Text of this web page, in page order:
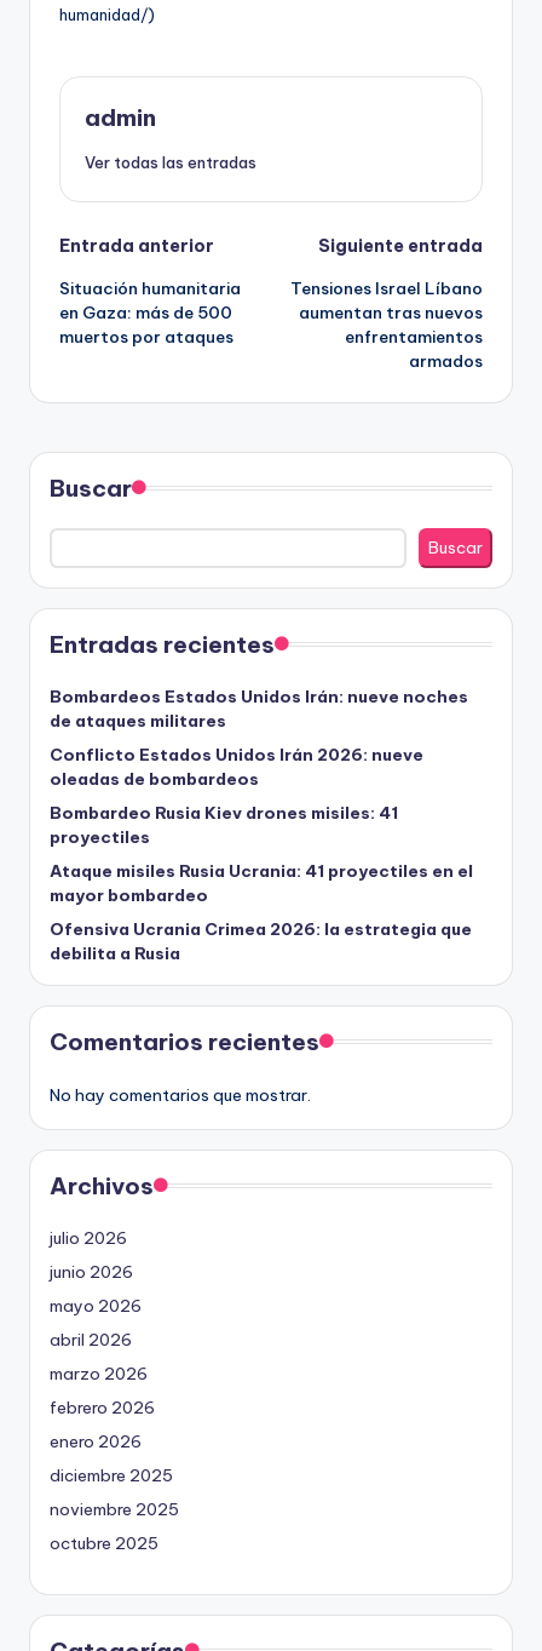
humanidad/)
admin
Ver todas las entradas
Navegación
de
entradas
Entrada anterior
Situación humanitaria
en Gaza: más de 500
muertos por ataques
Siguiente entrada
Tensiones Israel Líbano
aumentan tras nuevos
enfrentamientos
armados
Buscar
Buscar
Entradas recientes
Bombardeos Estados Unidos Irán: nueve noches
de ataques militares
Conflicto Estados Unidos Irán 2026: nueve
oleadas de bombardeos
Bombardeo Rusia Kiev drones misiles: 41
proyectiles
Ataque misiles Rusia Ucrania: 41 proyectiles en el
mayor bombardeo
Ofensiva Ucrania Crimea 2026: la estrategia que
debilita a Rusia
Comentarios recientes
No hay comentarios que mostrar.
Archivos
julio 2026
junio 2026
mayo 2026
abril 2026
marzo 2026
febrero 2026
enero 2026
diciembre 2025
noviembre 2025
octubre 2025